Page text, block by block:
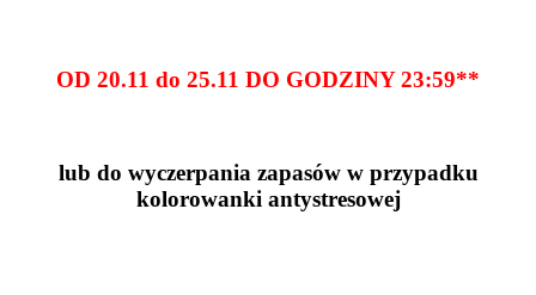
OD 20.11 do 25.11 DO GODZINY 23:59**
lub do wyczerpania zapasów w przypadku
kolorowanki antystresowej